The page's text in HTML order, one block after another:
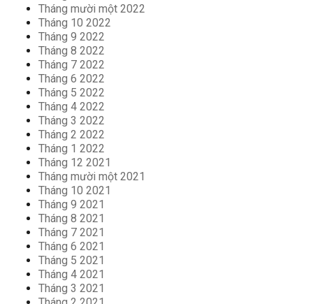
Tháng mười một 2022
Tháng 10 2022
Tháng 9 2022
Tháng 8 2022
Tháng 7 2022
Tháng 6 2022
Tháng 5 2022
Tháng 4 2022
Tháng 3 2022
Tháng 2 2022
Tháng 1 2022
Tháng 12 2021
Tháng mười một 2021
Tháng 10 2021
Tháng 9 2021
Tháng 8 2021
Tháng 7 2021
Tháng 6 2021
Tháng 5 2021
Tháng 4 2021
Tháng 3 2021